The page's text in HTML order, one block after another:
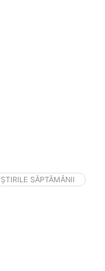
ȘTIRILE SĂPTĂMÂNII